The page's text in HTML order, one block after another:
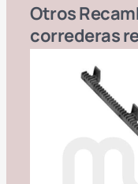
Otros
correderas